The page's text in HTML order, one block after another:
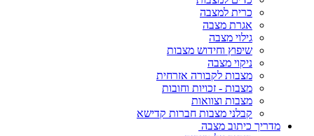
כרית למצבה
אגרת מצבה
גילוי מצבה
שיפוץ וחידוש מצבות
ניקוי מצבה
מצבות לקבורה אזרחית
מצבות - זכויות וחובות
מצבות וצוואות
קבלני מצבות חברות קדישא
מדריך כיתוב מצבה